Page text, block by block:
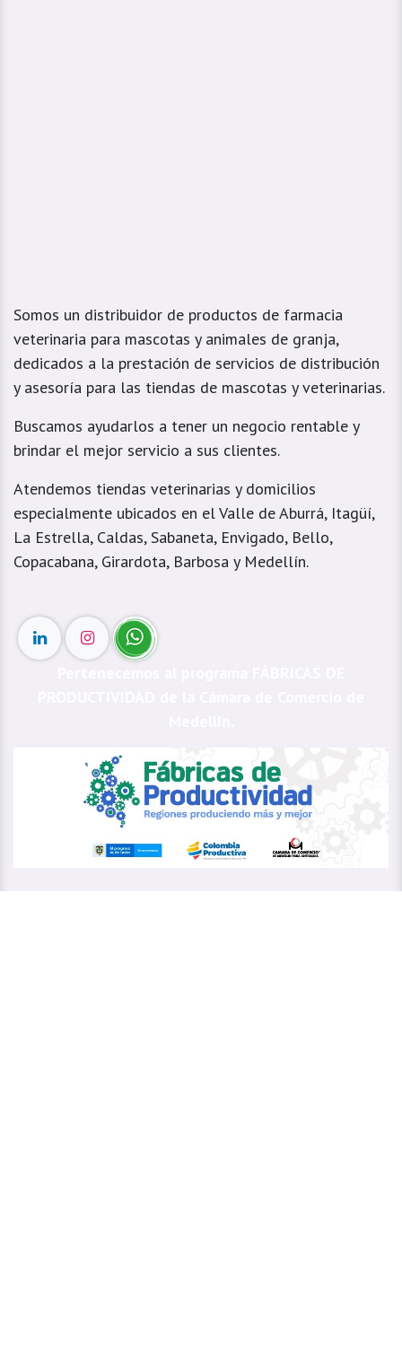
Somos un distribuidor de productos de farmacia
veterinaria para mascotas y animales de granja,
dedicados a la prestación de servicios de distribución
y asesoría para las tiendas de mascotas y veterinarias.
Buscamos ayudarlos a tener un negocio rentable y
brindar el mejor servicio a sus clientes.
Atendemos tiendas veterinarias y domicilios
especialmente ubicados en el Valle de Aburrá, Itagüí,
La Estrella, Caldas, Sabaneta, Envigado, Bello,
Copacabana, Girardota, Barbosa y Medellín.